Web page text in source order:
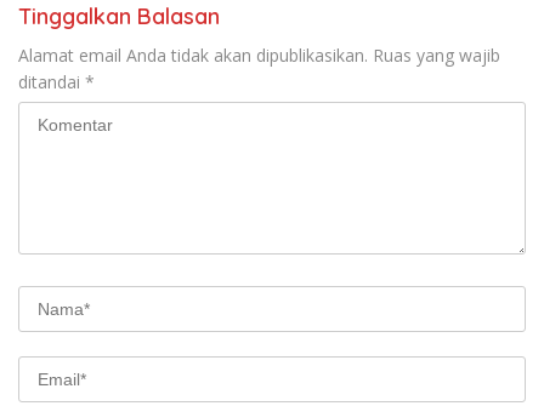
Tinggalkan Balasan
Alamat email Anda tidak akan dipublikasikan. Ruas yang wajib
ditandai *